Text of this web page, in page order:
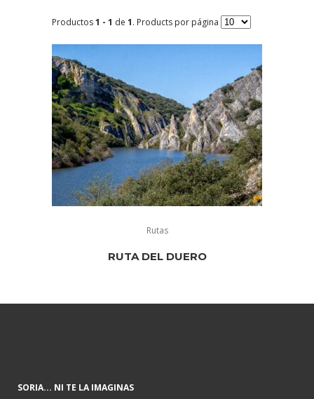
Productos1 - 1 de 1. Products por página
Rutas
RUTA DEL DUERO
SORIA... NI TE LA IMAGINAS